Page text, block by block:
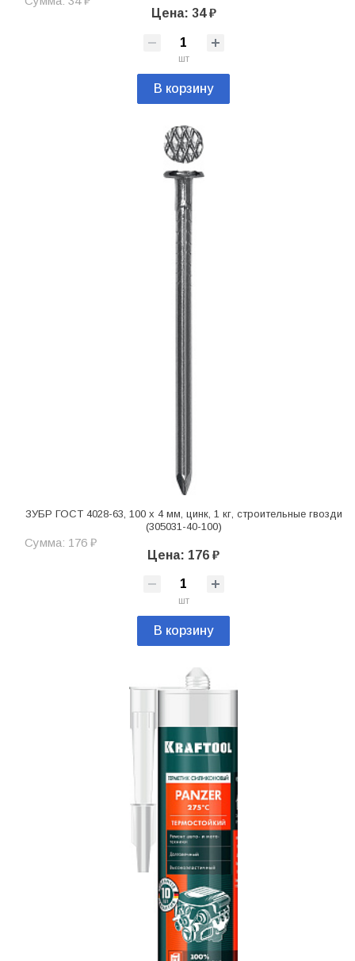
Цена: 34 ₽
шт
В корзину
ЗУБР ГОСТ 4028-63, 100 х 4 мм, цинк, 1 кг, строительные гвозди
(305031-40-100)
Сумма: 176 ₽
Цена: 176 ₽
шт
В корзину